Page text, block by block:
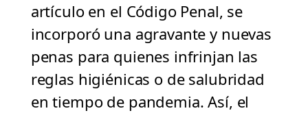
artículo en el Código Penal, se
incorporó una agravante y nuevas
penas para quienes infrinjan las
reglas higiénicas o de salubridad
en tiempo de pandemia. Así, el